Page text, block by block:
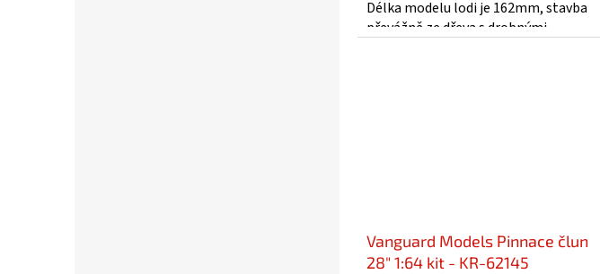
Délka modelu lodi je 162mm, stavba
převážně ze dřeva s drobnými
Vanguard Models Pinnace člun
28" 1:64 kit - KR-62145